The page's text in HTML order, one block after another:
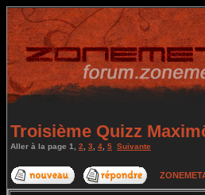
Troisième Quizz
Aller à la page 1 2 3 4 5 Suivante